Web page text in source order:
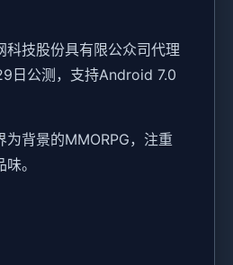
科技股份具有限公众司代理
日公测，支持Android 7.0
为背景的MMORPG，注重
。